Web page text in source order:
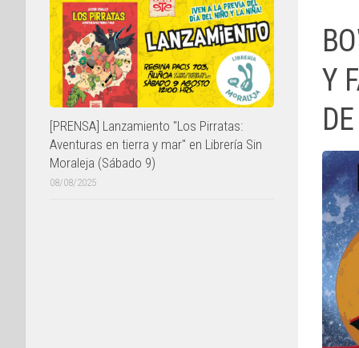
Y
[PRENSA] Lanzamiento "Los Pirratas:
Aventuras en tierra y mar" en Librería Sin
Moraleja (Sábado 9)
08/08/2025